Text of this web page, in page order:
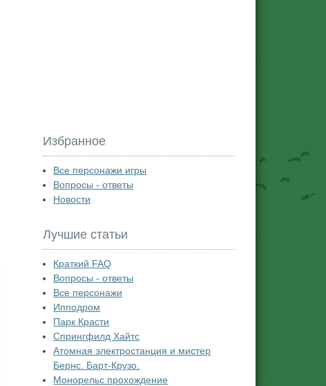
Избранное
Все персонажи игры
Вопросы - ответы
Новости
Лучшие статьи
Краткий FAQ
Вопросы - ответы
Все персонажи
Ипподром
Парк Красти
Спрингфилд Хайтс
Атомная электростанция и мистер
Бернс. Барт-Крузо.
Монорельс прохождение